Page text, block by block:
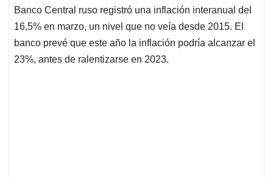
Banco Central ruso registró una inflación interanual del
16,5% en marzo, un nivel que no veía desde 2015. El
banco prevé que este año la inflación podría alcanzar el
23%, antes de ralentizarse en 2023.